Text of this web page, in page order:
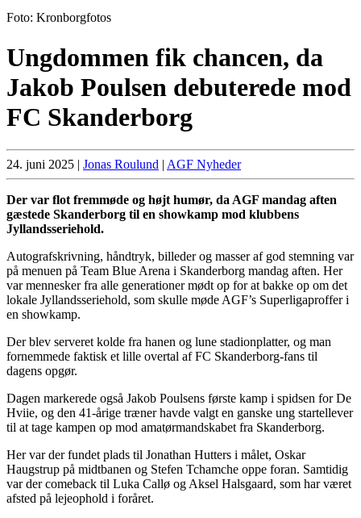
Foto: Kronborgfotos
Ungdommen fik chancen, da
Jakob Poulsen debuterede mod
FC Skanderborg
24. juni 2025 | Jonas Roulund | AGF Nyheder
Der var flot fremmøde og højt humør, da AGF mandag aften
gæstede Skanderborg til en showkamp mod klubbens
Jyllandsseriehold.
Autografskrivning, håndtryk, billeder og masser af god stemning var
på menuen på Team Blue Arena i Skanderborg mandag aften. Her
var mennesker fra alle generationer mødt op for at bakke op om det
lokale Jyllandsseriehold, som skulle møde AGF’s Superligaproffer i
en showkamp.
Der blev serveret kolde fra hanen og lune stadionplatter, og man
fornemmede faktisk et lille overtal af FC Skanderborg-fans til
dagens opgør.
Dagen markerede også Jakob Poulsens første kamp i spidsen for De
Hviie, og den 41-årige træner havde valgt en ganske ung startellever
til at tage kampen op mod amatørmandskabet fra Skanderborg.
Her var der fundet plads til Jonathan Hutters i målet, Oskar
Haugstrup på midtbanen og Stefen Tchamche oppe foran. Samtidig
var der comeback til Luka Callø og Aksel Halsgaard, som har været
afsted på lejeophold i foråret.